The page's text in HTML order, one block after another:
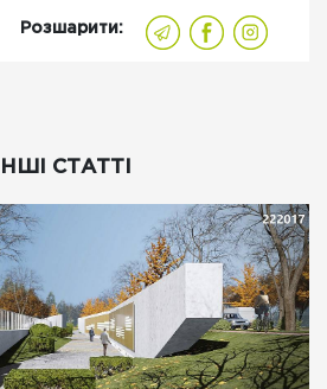
Розшарити:
ІНШІ СТАТТІ